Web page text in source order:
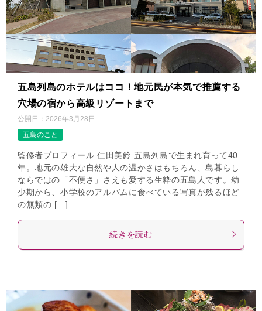
五島列島のホテルはココ！地元民が本気で推薦する
穴場の宿から高級リゾートまで
公開日： 2026年3月28日
五島のこと
監修者プロフィール 仁田美鈴 五島列島で生まれ育って40
年。地元の雄大な自然や人の温かさはもちろん、島暮らし
ならではの「不便さ」さえも愛する生粋の五島人です。幼
少期から、小学校のアルバムに食べている写真が残るほど
の無類の […]
続きを読む